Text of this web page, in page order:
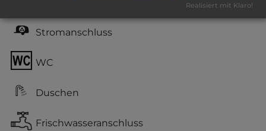
Stromanschluss
WC
Duschen
Frischwasseranschluss
Realisiert mit Klaro!